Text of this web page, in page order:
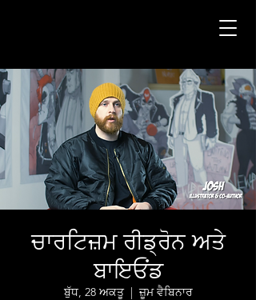
ਚਾਰਟਿਜ਼ਮ ਰੀਡ੍ਰੋਨ ਅਤੇ
ਬਾਇਓਂਡ
ਬੁੱਧ, 28 ਅਕਤੂ
  |
ਜ਼ੂਮ ਵੈਬਿਨਾਰ